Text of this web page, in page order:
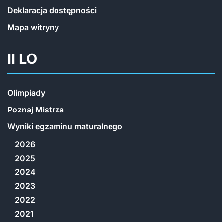
Deklaracja dostępności
Mapa witryny
II LO
Olimpiady
Poznaj Mistrza
Wyniki egzaminu maturalnego
2026
2025
2024
2023
2022
2021